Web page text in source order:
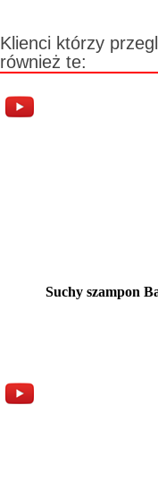
Klienci którzy
również te:
Suchy szampon